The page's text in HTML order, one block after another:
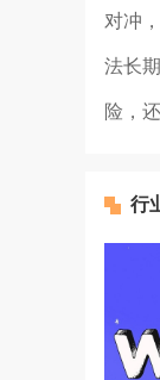
对冲
法长
险，
行